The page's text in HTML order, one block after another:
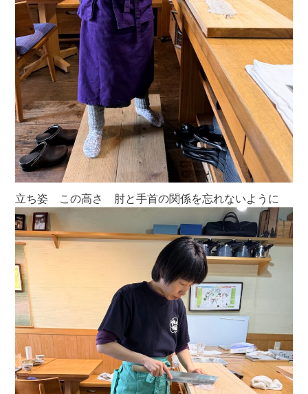
立ち姿 この高さ 肘と手首の関係を忘れないように